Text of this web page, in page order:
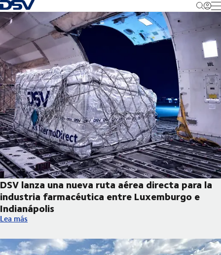
Volver a la página principal
DSV lanza una nueva ruta aérea directa para la
industria farmacéutica entre Luxemburgo e
Indianápolis
DSV lanza una nueva ruta aérea directa para la industria
Lea más